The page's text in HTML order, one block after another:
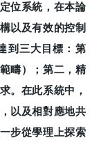
位系統，在本論
以及有效的控制
到三大目標：第
疇）；第二，精
。在此系統中，
以及相對應地共
步從學理上探索